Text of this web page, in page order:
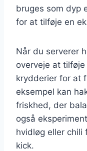
bruges som dyp
for at tilføje en
Når du serverer
overveje at
krydderier for at
eksempel kan
friskhed, der
også
hvidløg eller chili
kick.